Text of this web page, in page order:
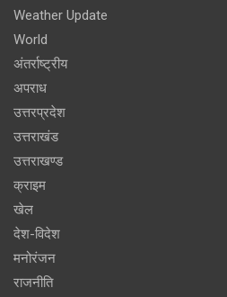
Weather Update
World
अंतर्राष्ट्रीय
अपराध
उत्तरप्रदेश
उत्तराखंड
उत्तराखण्ड
क्राइम
खेल
देश-विदेश
मनोरंजन
राजनीति